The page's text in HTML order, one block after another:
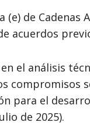
(e) de
acuerdos
en el análisis
compromisos
para el
de 2025).